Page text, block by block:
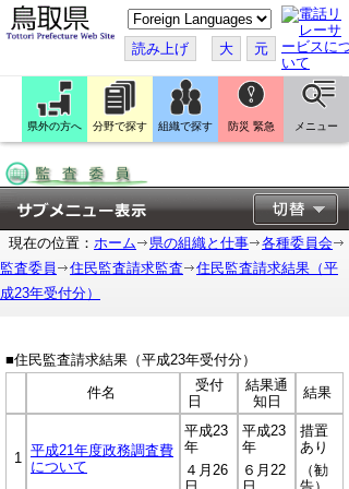
こ
の
ペ
ー
ジ
翻
訳
す
読み上げ 大 元
県外の方へ 分野で探す 組織で探す 防災 緊急 メニュー
現在の位置： ホーム 県の組織と仕事
各種委員会
監査委員
住民監査請求監査
住民監査請求結果（平
成23年受付分）
■住民監査請求結果（平成23年受付分）
件名
受付
日
結果通
知日
結果
1
平成21年度政務調査費
について
平成23
年
４月26
平成23
年
６月22
措置
あり
（勧